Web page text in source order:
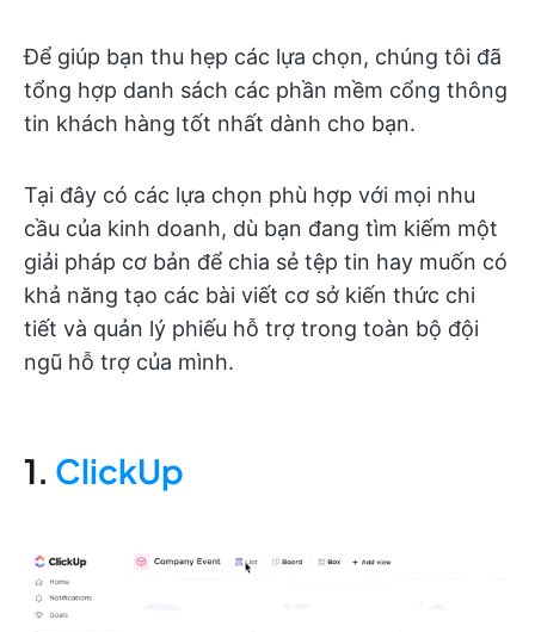
Để giúp bạn thu hẹp các lựa chọn, chúng tôi đã
tổng hợp danh sách các phần mềm cổng thông
tin khách hàng tốt nhất dành cho bạn.
Tại đây có các lựa chọn phù hợp với mọi nhu
cầu của kinh doanh, dù bạn đang tìm kiếm một
giải pháp cơ bản để chia sẻ tệp tin hay muốn có
khả năng tạo các bài viết cơ sở kiến thức chi
tiết và quản lý phiếu hỗ trợ trong toàn bộ đội
ngũ hỗ trợ của mình.
1. ClickUp